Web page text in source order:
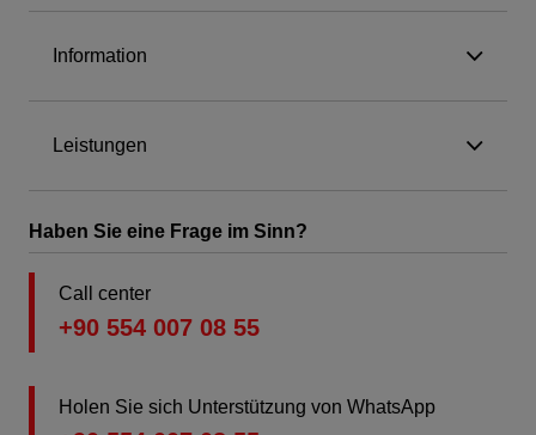
Information
Leistungen
Haben Sie eine Frage im Sinn?
Call center
+90 554 007 08 55
Holen Sie sich Unterstützung von WhatsApp